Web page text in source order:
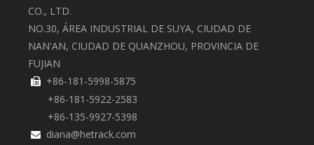
CO., LTD.
NO.30, ÁREA INDUSTRIAL DE SUYA, CIUDAD DE
NAN'AN, CIUDAD DE QUANZHOU, PROVINCIA DE
FUJIAN

+86-181-5998-5875
+86-181-5922-2583
+86-135-9927-5398
 diana@hetrack.com